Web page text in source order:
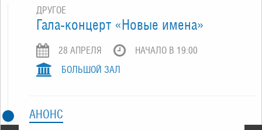
ДРУГОЕ
Гала-концерт «Новые имена»
28 АПРЕЛЯ
НАЧАЛО В 19:00
БОЛЬШОЙ ЗАЛ
АНОНС